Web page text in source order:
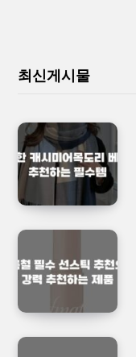
최신게시물